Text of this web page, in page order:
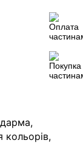
кольорів,